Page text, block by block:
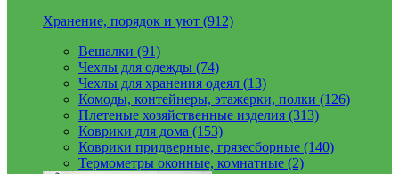
Хранение, порядок и уют (912)
Вешалки (91)
Чехлы для одежды (74)
Чехлы для хранения одеял (13)
Комоды, контейнеры, этажерки, полки (126)
Плетеные хозяйственные изделия (313)
Коврики для дома (153)
Коврики придверные, грязесборные (140)
Термометры оконные, комнатные (2)